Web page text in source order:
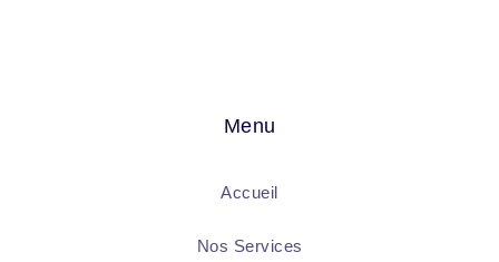
Menu
Accueil
Nos Services